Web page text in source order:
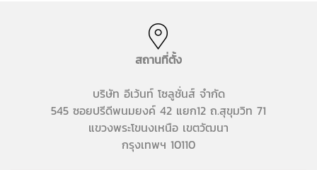
สถานที่ตั้ง
บริษัท อีเว้นท์ โซลูชั่นส์ จำกัด
545 ซอยปรีดีพนมยงค์ 42 แยก12 ถ.สุขุมวิท 71
แขวงพระโขนงเหนือ เขตวัฒนา
กรุงเทพฯ 10110